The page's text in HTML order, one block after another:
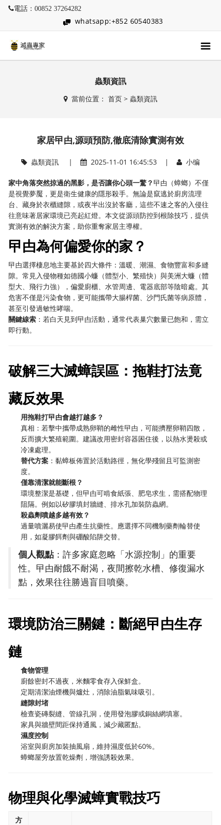
電話：00852 37264282
whatsapp:+852 60540383
蟲類資訊
當前位置： 首页> 蟲類資訊
家居曱甴,源頭預防,徹底清除實測有效
蟲類資訊| 2025-11-01 16:45:53 | 小编
家中角落突然掠過的黑影，是否讓你心頭一驚？ 曱甴（蟑螂）不僅
是視覺夢魘，更是衛生健康的隱形殺手。無論是竄逃於廚房流理
台、藏身於衣櫃縫隙，或夜半出沒於客廳，這些不速之客的入侵往
往意味著居家環境已亮起紅燈。本文從源頭防控到根除技巧，提供
實測有效的解決方案，助你重奪家居主導權。
曱甴為何偏愛你的家？
曱甴選擇棲息地主要基於四大條件：溫暖、潮濕、食物豐富和多縫
隙。常見入侵物種如德國小蠊（體型小、繁殖快）與美洲大蠊（體
型大、飛行力強），偏愛廚櫃、水管周邊、電器底部等陰暗處。其
危害不僅是污染食物，更可能攜帶大腸桿菌、沙門氏菌等病原體，
甚至引發過敏性哮喘。
關鍵線索 ：若白天見到曱甴活動，通常代表巢穴數量已飽和，需立
即行動。
破解三大滅蟑誤區：拖鞋打法竟
藏反效果
用拖鞋打曱甴會越打越多？
真相：若擊中攜帶成熟卵鞘的雌性曱甴，可能擠壓卵鞘四散，
反而擴大繁殖範圍。建議改用密封容器困住後，以熱水燙殺或
冷凍處理。
替代方案 ：黏蟑板佈置於活動路徑，無化學殘留且可監測密
度。
僅靠清潔就能斷根？
環境整潔是基礎，但曱甴可啃食紙張、肥皂求生，需搭配物理
阻隔。例如以矽膠填封牆縫、排水孔加裝防蟲網。
殺蟲劑噴越多越有效？
過量噴灑易使曱甴產生抗藥性。應選擇不同機制藥劑輪替使
用，如凝膠餌劑與硼酸陷阱交替。
個人觀點 ：許多家庭忽略「水源控制」的重要
性。曱甴耐餓不耐渴，夜間擦乾水槽、修復漏水
點，效果往往勝過盲目噴藥。
環境防治三關鍵：斷絕曱甴生存
鏈
食物管理
廚餘密封不過夜，米麵零食存入保鮮盒。
定期清潔油煙機與爐灶，消除油脂氣味吸引。
縫隙封堵
檢查瓷磚裂縫、管線孔洞，使用發泡膠或銅絲網填塞。
家具與牆壁間距保持通風，減少藏匿點。
濕度控制
浴室與廚房加裝抽風扇，維持濕度低於60%。
蟑螂屋旁放置乾燥劑，增強誘殺效果。
物理與化學滅蟑實戰技巧
方